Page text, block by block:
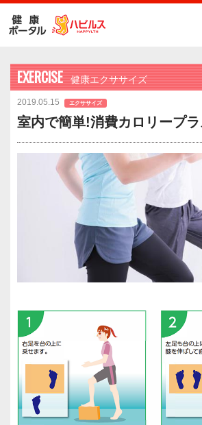
EXERCISE 健康エクササイズ
2019.05.15 エクササイズ
室内で簡単!消費カロリープ